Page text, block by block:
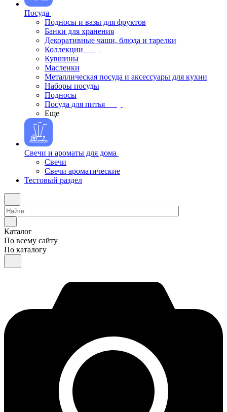
Посуда
Подносы и вазы для фруктов
Банки для хранения
Декоративные чаши, блюда и тарелки
Коллекции
Кувшины
Масленки
Металлическая посуда и аксессуары для кухни
Наборы посуды
Подносы
Посуда для питья
Еще
Свечи и ароматы для дома
Свечи
Свечи ароматические
Тестовый раздел
Каталог
По всему сайту
По каталогу